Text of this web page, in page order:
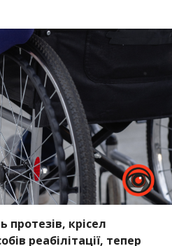
протезів, крісел
реабілітації, тепер